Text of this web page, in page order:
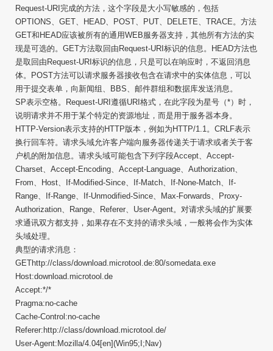
Request-URI完成的方法，这个字段是大小写敏感的，包括
OPTIONS、GET、HEAD、POST、PUT、DELETE、TRACE。方法
GET和HEAD应该被所有的通用WEB服务器支持，其他所有方法的实
现是可选的。GET方法取回由Request-URI标识的信息。HEAD方法也
是取回由Request-URI标识的信息，只是可以在响应时，不返回消息
体。POST方法可以请求服务器接收包含在请求中的实体信息，可以
用于提交表单，向新闻组、BBS、邮件群组和数据库发送消息。
SP表示空格。Request-URI遵循URI格式，在此字段为星号（*）时，
说明请求并不用于某个特定的资源地址，而是用于服务器本身。
HTTP-Version表示支持的HTTP版本，例如为HTTP/1.1。CRLF表示
换行回车符。请求头域允许客户端向服务器传递关于请求或者关于客
户机的附加信息。请求头域可能包含下列字段Accept、Accept-
Charset、Accept-Encoding、Accept-Language、Authorization、
From、Host、If-Modified-Since、If-Match、If-None-Match、If-
Range、If-Range、If-Unmodified-Since、Max-Forwards、Proxy-
Authorization、Range、Referer、User-Agent。对请求头域的扩展要
求通讯双方都支持，如果存在不支持的请求头域，一般将会作为实体
头域处理。
典型的请求消息：
GEThttp://class/download.microtool.de:80/somedata.exe
Host:download.microtool.de
Accept:*/*
Pragma:no-cache
Cache-Control:no-cache
Referer:http://class/download.microtool.de/
User-Agent:Mozilla/4.04[en](Win95;I;Nav)